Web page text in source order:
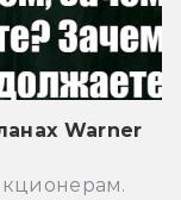
Warner